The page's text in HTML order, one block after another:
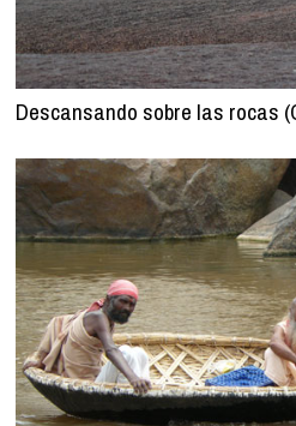
Descansando sobre las rocas